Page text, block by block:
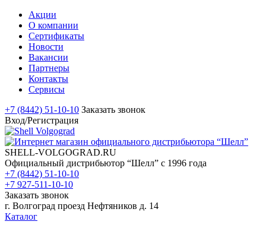
Акции
О компании
Сертификаты
Новости
Вакансии
Партнеры
Контакты
Сервисы
+7 (8442) 51-10-10 Заказать звонок
Вход/Регистрация
SHELL-VOLGOGRAD.RU
Официальный дистрибьютор “Шелл” с 1996 года
+7 (8442) 51-10-10
+7 927-511-10-10
Заказать звонок
г. Волгоград проезд Нефтяников д. 14
Каталог